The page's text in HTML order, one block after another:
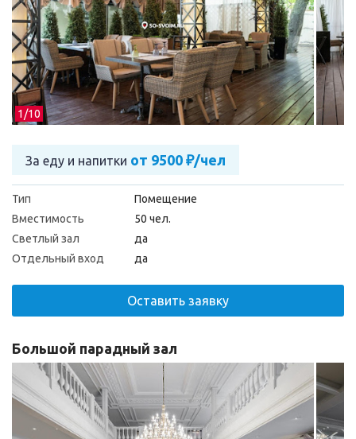
1/10
За еду и напитки от 9500 ₽/чел
Тип
Помещение
Вместимость
50 чел.
Светлый зал
да
Отдельный вход
да
Оставить заявку
Большой парадный зал